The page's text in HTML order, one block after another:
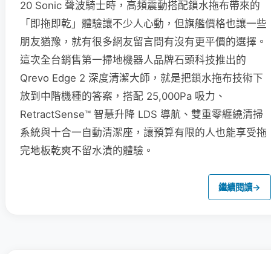
20 Sonic 聲波騎士時，高頻震動搭配鎖水拖布帶來的
「即拖即乾」體驗讓不少人心動，但旗艦價格也讓一些
朋友猶豫，就有很多網友留言問有沒有更平價的選擇。
這次全台銷售第一掃地機器人品牌石頭科技推出的
Qrevo Edge 2 深度清潔大師，就是把鎖水拖布技術下
放到中階機種的答案，搭配 25,000Pa 吸力、
RetractSense™ 智慧升降 LDS 導航、雙重零纏繞清掃
系統與十合一自動清潔座，讓預算有限的人也能享受拖
完地板乾爽不留水漬的體驗。
繼續閱讀→